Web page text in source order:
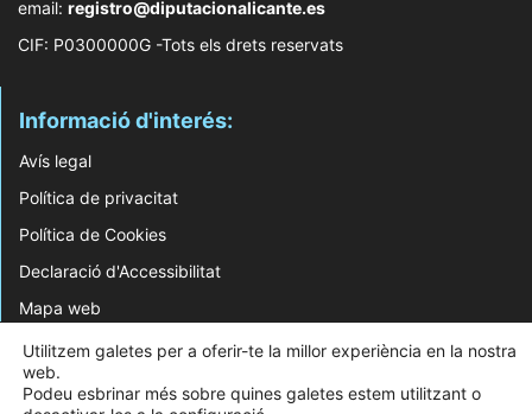
email: registro@diputacionalicante.es
CIF: P0300000G -Tots els drets reservats
Informació d'interés:
Avís legal
Política de privacitat
Política de Cookies
Declaració d'Accessibilitat
Mapa web
© 2026 Web Desenvolupada pel Servei d'Informàtica de Diputació d'Alacant
Utilitzem galetes per a oferir-te la millor experiència en la nostra
web.
Podeu esbrinar més sobre quines galetes estem utilitzant o